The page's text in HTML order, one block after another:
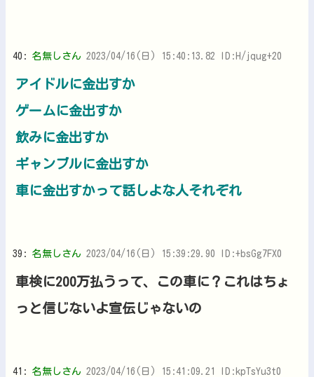
40: 名無しさん 2023/04/16(日) 15:40:13.82 ID:H/jqug+20
アイドルに金出すか
ゲームに金出すか
飲みに金出すか
ギャンブルに金出すか
車に金出すかって話しよな人それぞれ
39: 名無しさん 2023/04/16(日) 15:39:29.90 ID:+bsGg7FX0
車検に200万払うって、この車に？これはちょ
っと信じないよ宣伝じゃないの
41: 名無しさん 2023/04/16(日) 15:41:09.21 ID:kpTsYu3t0